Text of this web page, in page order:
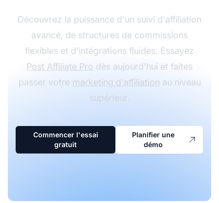
Découvrez la puissance d'un suivi d'affiliation
avancé, de structures de commissions
flexibles et d'intégrations fluides. Essayez
Post Affiliate Pro dès aujourd'hui et faites
passer votre marketing d'affiliation au niveau
supérieur.
Commencer l'essai
gratuit
Planifier une
démo